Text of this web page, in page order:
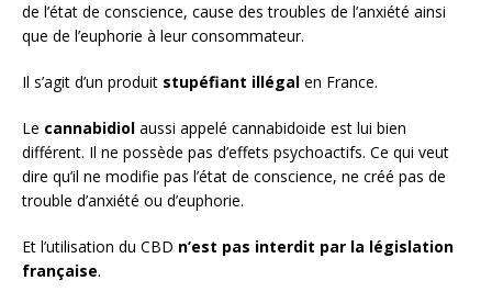
de l’état de conscience, cause des troubles de l’anxiété ainsi
que de l’euphorie à leur consommateur.
Il s’agit d’un produit stupéfiant illégal en France.
Le cannabidiol aussi appelé cannabidoide est lui bien
différent. Il ne possède pas d’effets psychoactifs. Ce qui veut
dire qu’il ne modifie pas l’état de conscience, ne créé pas de
trouble d’anxiété ou d’euphorie.
Et l’utilisation du CBD n’est pas interdit par la législation
française.